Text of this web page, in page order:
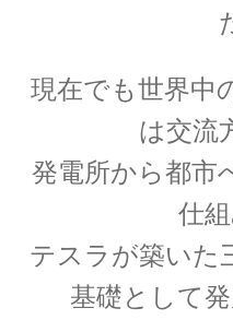
J・C・
【場の理論をま
となる
J・F・ジョ
【アルファ線を
現在でも世界中
は交流
発電所から都市
仕組
テスラが築いた
基礎として